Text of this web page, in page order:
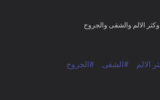
الالم والشقى والجروح
الالم #الشقى #الجروح